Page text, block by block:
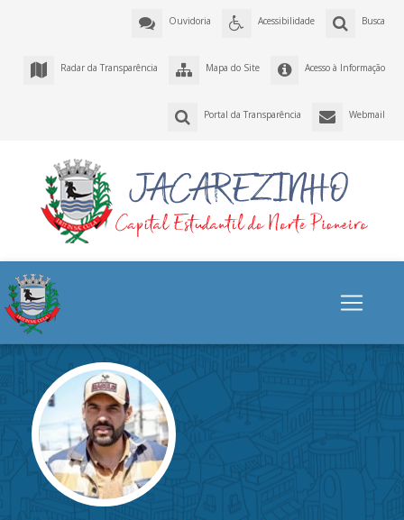
Busca
Acessibilidade
Ouvidoria
Acesso à Informação
Mapa do Site
Radar da Transparência
Webmail
Portal da Transparência